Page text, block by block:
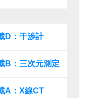
D：干渉計
B：三次元測定
A：X線CT